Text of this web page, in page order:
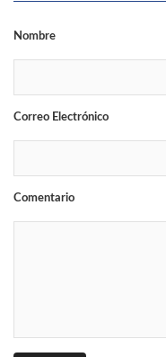
Nombre
Correo Electrónico
Comentario